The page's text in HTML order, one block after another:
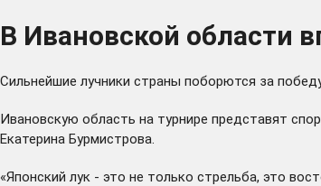
В Ивановской области
Сильнейшие лучники страны поборются за
Ивановскую область на турнире представят
Екатерина Бурмистрова.
«Японский лук - это не только стрельба, это